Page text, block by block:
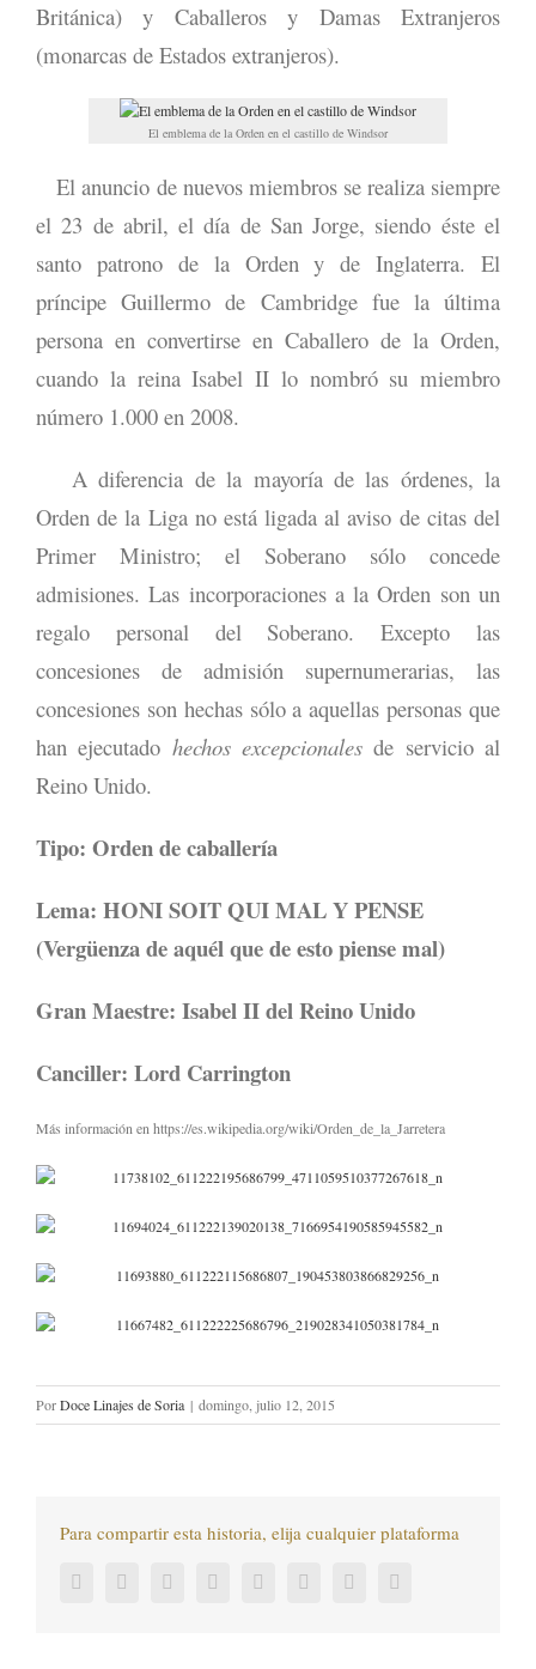
Británica) y Caballeros y Damas Extranjeros
(monarcas de Estados extranjeros).
El emblema de la Orden en el castillo de Windsor
El anuncio de nuevos miembros se realiza siempre
el 23 de abril, el día de San Jorge, siendo éste el
santo patrono de la Orden y de Inglaterra. El
príncipe Guillermo de Cambridge fue la última
persona en convertirse en Caballero de la Orden,
cuando la reina Isabel II lo nombró su miembro
número 1.000 en 2008.
A diferencia de la mayoría de las órdenes, la
Orden de la Liga no está ligada al aviso de citas del
Primer Ministro; el Soberano sólo concede
admisiones. Las incorporaciones a la Orden son un
regalo personal del Soberano. Excepto las
concesiones de admisión supernumerarias, las
concesiones son hechas sólo a aquellas personas que
han ejecutado hechos excepcionales de servicio al
Reino Unido.
Tipo: Orden de caballería
Lema: HONI SOIT QUI MAL Y PENSE
(Vergüenza de aquél que de esto piense mal)
Gran Maestre: Isabel II del Reino Unido
Canciller: Lord Carrington
Más información en https://es.wikipedia.org/wiki/Orden_de_la_Jarretera
PorDoce Linajes de Soria | domingo, julio 12, 2015
Para compartir esta historia, elija cualquier plataforma
FacebookTwitter LinkedInReddit Tumblr Pinterest